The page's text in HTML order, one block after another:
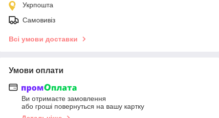
Укрпошта
Самовивіз
Всі умови доставки
Умови оплати
Ви отримаєте замовлення
або гроші повернуться на вашу картку